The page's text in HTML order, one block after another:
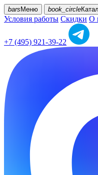
bars Меню book_circle
Условия работы Скидки О
+7 (495) 921-39-22